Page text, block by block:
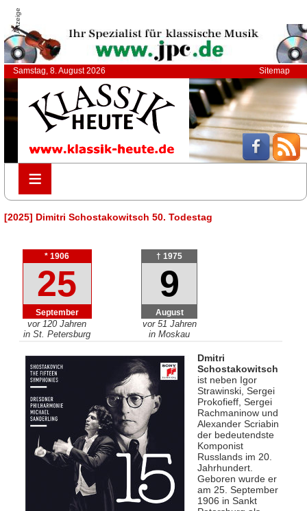
Anzeige
Samstag, 8. August 2026 Sitemap
≡
≡
[2025] Dimitri Schostakowitsch 50. Todestag
* 1906
25
September
vor 120 Jahren
in St. Petersburg
† 1975
9
August
vor 51 Jahren
in Moskau
Dmitri
Schostakowitsch
ist neben Igor
Strawinski, Sergei
Prokofieff, Sergei
Rachmaninow und
Alexander Scriabin
der bedeutendste
Komponist
Russlands im 20.
Jahrhundert.
Geboren wurde er
am 25. September
1906 in Sankt